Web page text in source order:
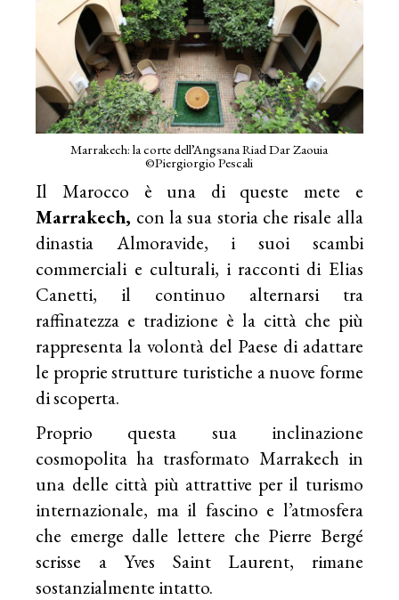
Marrakech: la corte dell’Angsana Riad Dar Zaouia
©Piergiorgio Pescali
Il Marocco è una di queste mete e
Marrakech, con la sua storia che risale alla
dinastia Almoravide, i suoi scambi
commerciali e culturali, i racconti di Elias
Canetti, il continuo alternarsi tra
raffinatezza e tradizione è la città che più
rappresenta la volontà del Paese di adattare
le proprie strutture turistiche a nuove forme
di scoperta.
Proprio questa sua inclinazione
cosmopolita ha trasformato Marrakech in
una delle città più attrattive per il turismo
internazionale, ma il fascino e l’atmosfera
che emerge dalle lettere che Pierre Bergé
scrisse a Yves Saint Laurent, rimane
sostanzialmente intatto.